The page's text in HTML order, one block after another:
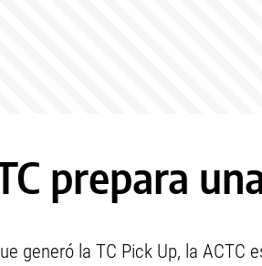
prepara
generó la TC Pick Up, la ACTC